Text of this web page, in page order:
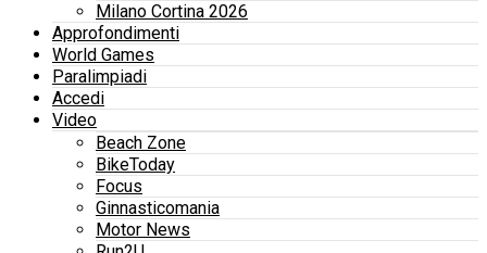
Milano Cortina 2026
Approfondimenti
World Games
Paralimpiadi
Accedi
Video
Beach Zone
BikeToday
Focus
Ginnasticomania
Motor News